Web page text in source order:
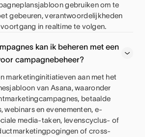
gebruiken om te
gebeuren, verantwoordelijkheden
in realtime te volgen.
kan ik beheren met een
campagnebeheer?
marketinginitiatieven aan met het
van Asana, waaronder
betaalde
webinars en evenementen, e-
media-taken, levenscyclus- of
of cross-